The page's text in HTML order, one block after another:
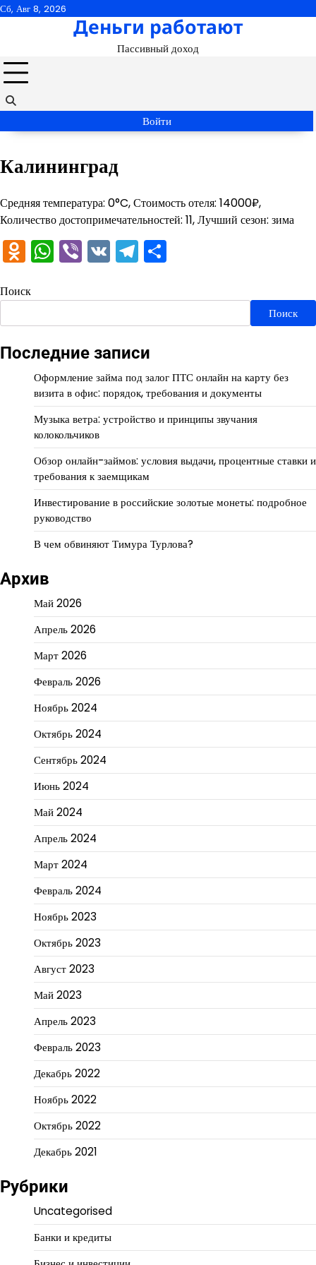
Перейти
Сб, Авг 8, 2026
Деньги работают
Пассивный доход
Войти
Калининград
Средняя температура: 0°C, Стоимость отеля: 14000₽,
Количество достопримечательностей: 11, Лучший сезон: зима
Odnoklassniki
WhatsApp
Viber
VKTelegram
Поиск
Поиск
Последние записи
Оформление займа под залог ПТС онлайн на карту без
визита в офис: порядок, требования и документы
Музыка ветра: устройство и принципы звучания
колокольчиков
Обзор онлайн-займов: условия выдачи, процентные ставки и
требования к заемщикам
Инвестирование в российские золотые монеты: подробное
руководство
В чем обвиняют Тимура Турлова?
Архив
Май 2026
Апрель 2026
Март 2026
Февраль 2026
Ноябрь 2024
Октябрь 2024
Сентябрь 2024
Июнь 2024
Май 2024
Апрель 2024
Март 2024
Февраль 2024
Ноябрь 2023
Октябрь 2023
Август 2023
Май 2023
Апрель 2023
Февраль 2023
Декабрь 2022
Ноябрь 2022
Октябрь 2022
Декабрь 2021
Рубрики
Uncategorised
Банки и кредиты